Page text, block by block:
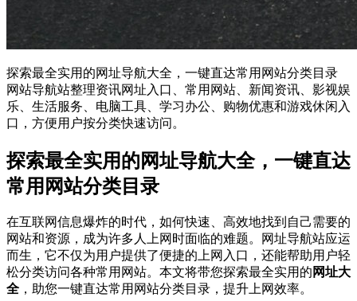
探索最全实用的网址导航大全，一键直达常用网站分类目录
网站导航站整理资讯网址入口、常用网站、新闻资讯、影视娱
乐、生活服务、电脑工具、学习办公、购物优惠和游戏休闲入
口，方便用户按分类快速访问。
探索最全实用的网址导航大全，一键直达
常用网站分类目录
在互联网信息爆炸的时代，如何快速、高效地找到自己需要的
网站和资源，成为许多人上网时面临的难题。网址导航站应运
而生，它不仅为用户提供了便捷的上网入口，还能帮助用户轻
松分类访问各种常用网站。本文将带您探索最全实用的 网址大
全 ，助您一键直达常用网站分类目录，提升上网效率。